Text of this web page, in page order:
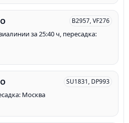
B2957, VF276
за 25:40 ч, пересадка:
SU1831, DP993
Москва